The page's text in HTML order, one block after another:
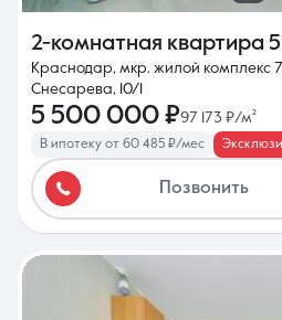
2-комнатная квартира
Краснодар, мкр. жилой комплекс
Снесарева, 10/1
5 500 000 ₽97 173 ₽/м²
В ипотеку от 60 485 ₽/мес
Позвонить